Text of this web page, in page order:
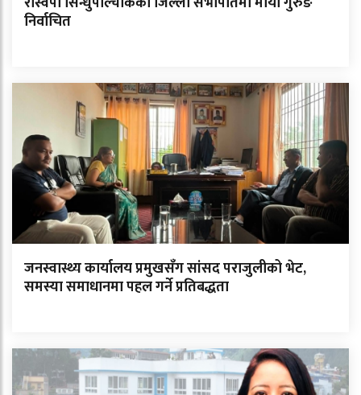
निर्वाचित
जनस्वास्थ्य कार्यालय प्रमुखसँग सांसद पराजुलीको भेट,
समस्या समाधानमा पहल गर्ने प्रतिबद्धता